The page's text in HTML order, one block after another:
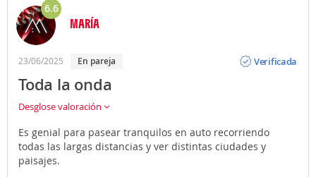
6.6
MARÍA
23/06/2025 En pareja
Verificada
Toda la onda
Desglose valoración
Es genial para pasear tranquilos en auto recorriendo
todas las largas distancias y ver distintas ciudades y
paisajes.